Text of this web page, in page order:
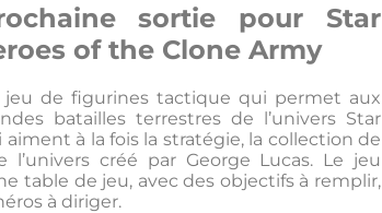
sortie pour Star
of the Clone Army
de figurines tactique qui permet aux
batailles terrestres de l’univers Star
aiment à la fois la stratégie, la collection de
créé par George Lucas. Le jeu
table de jeu, avec des objectifs à remplir,
à diriger.